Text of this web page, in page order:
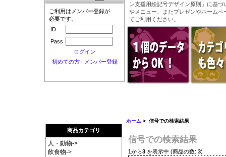
ご利用はメンバー登録が
必要です。
ID
Pass
ログイン
初めての方| メンバー登録
ン支援用絵記号デザイン原則」に基
やメニュー、またプレゼンやホーム
てご利用ください。
商品カテゴリ
人・動物->
飲食物->
ホーム > 信号での検索結果
信号での検索結果
1から3を表示中 (商品の数: 3)